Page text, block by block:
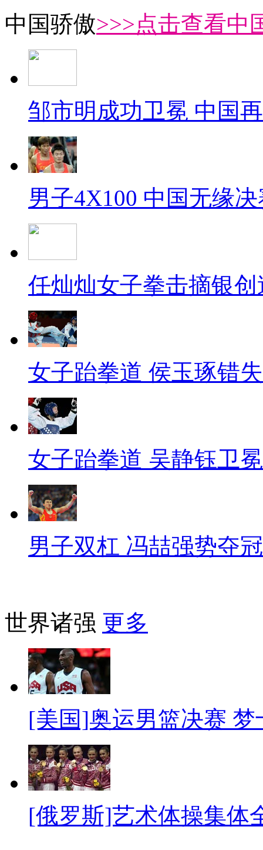
中国骄傲>>>点击查看中
邹市明成功卫冕 中国
男子4X100 中国无缘
任灿灿女子拳击摘银
女子跆拳道 侯玉琢错
女子跆拳道 吴静钰卫冕
男子双杠 冯喆强势夺冠
世界诸强 更多
[美国]奥运男篮决赛
[俄罗斯]艺术体操集体